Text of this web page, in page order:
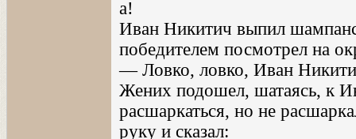
а!
Иван Никитич выпил
победителем посмотрел на
— Ловко, ловко, Иван
Жених подошел, шатаясь, к
расшаркаться, но не
руку и сказал: